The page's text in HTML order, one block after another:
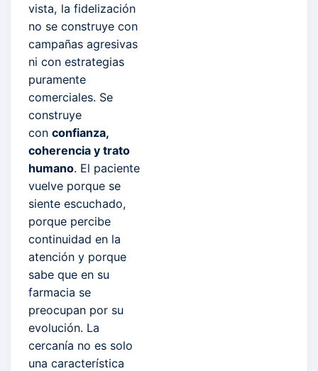
vista, la fidelización
no se construye con
campañas agresivas
ni con estrategias
puramente
comerciales. Se
construye
con confianza,
coherencia y trato
humano. El paciente
vuelve porque se
siente escuchado,
porque percibe
continuidad en la
atención y porque
sabe que en su
farmacia se
preocupan por su
evolución. La
cercanía no es solo
una característica